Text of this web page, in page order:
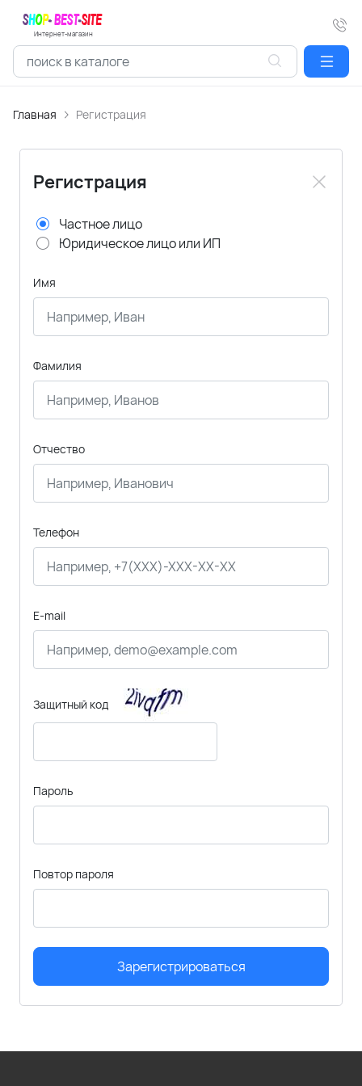
Интернет-магазин
Главная Регистрация
Регистрация
Частное лицо
Юридическое лицо или ИП
Имя
Фамилия
Отчество
Телефон
E-mail
Защитный код
Пароль
Повтор пароля
Зарегистрироваться